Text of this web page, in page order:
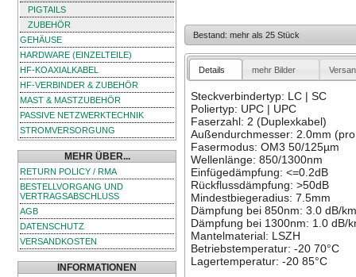
PIGTAILS
ZUBEHÖR
GEHÄUSE
HARDWARE (EINZELTEILE)
HF-KOAXIALKABEL
HF-VERBINDER & ZUBEHÖR
MAST & MASTZUBEHÖR
PASSIVE NETZWERKTECHNIK
STROMVERSORGUNG
MEHR ÜBER...
RETURN POLICY / RMA
BESTELLVORGANG UND
VERTRAGSABSCHLUSS
AGB
DATENSCHUTZ
VERSANDKOSTEN
INFORMATIONEN
Bestand: mehr als 25 Stück
Details mehr Bilder
Steckverbindertyp: LC | SC
Poliertyp: UPC | UPC
Faserzahl: 2 (Duplexkabel)
Außendurchmesser: 2.0mm
Fasermodus: OM3 50/125µm
Wellenlänge: 850/1300nm
Einfügedämpfung: <=0.2dB
Rückflussdämpfung: >50dB
Mindestbiegeradius: 7.5mm
Dämpfung bei 850nm: 3.0 dB/km
Dämpfung bei 1300nm: 1.0 dB/
Mantelmaterial: LSZH
Betriebstemperatur: -20 70°C
Lagertemperatur: -20 85°C